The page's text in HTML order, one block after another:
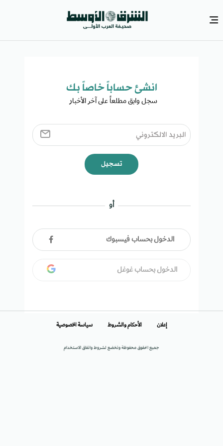
انشئ حساباً خاصاً بك​
سجل وابق مطلعاً على آخر الأخبار ​
تسجيل
أو
الدخول بحساب فيسبوك
الدخول بحساب غوغل
جميع الحقوق محفوظة وتخضع لشروط واتفاق الاستخدام
إعلان الأحكام والشروط سياسة الخصوصية